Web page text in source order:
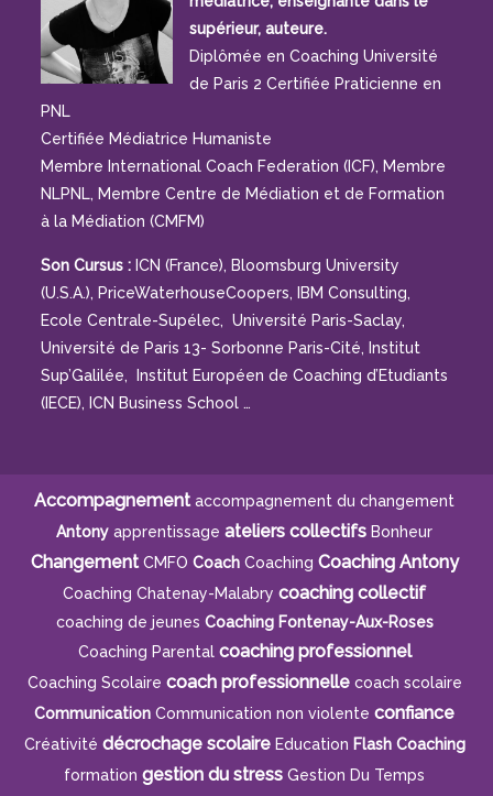
supérieur, auteure.
Diplômée en Coaching Université
de Paris 2 Certifiée Praticienne en
PNL
Certifiée Médiatrice Humaniste
Membre International Coach Federation (ICF), Membre
NLPNL, Membre Centre de Médiation et de Formation
à la Médiation (CMFM)
Son Cursus : ICN (France), Bloomsburg University
(U.S.A.), PriceWaterhouseCoopers, IBM Consulting,
Ecole Centrale-Supélec, Université Paris-Saclay,
Université de Paris 13- Sorbonne Paris-Cité, Institut
Sup’Galilée, Institut Européen de Coaching d’Etudiants
(IECE), ICN Business School …
Accompagnement accompagnement du changement
Antony apprentissage ateliers collectifs Bonheur
Changement CMFO Coach Coaching Coaching Antony
Coaching Chatenay-Malabry coaching collectif
coaching de jeunes Coaching Fontenay-Aux-Roses
Coaching Parental coaching professionnel
Coaching Scolaire coach professionnelle coach scolaire
Communication Communication non violente confiance
Créativité décrochage scolaire Education Flash Coaching
formation gestion du stress Gestion Du Temps